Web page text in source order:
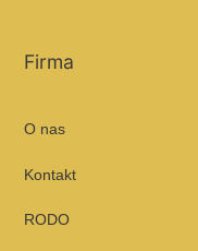
Firma
O nas
Kontakt
RODO